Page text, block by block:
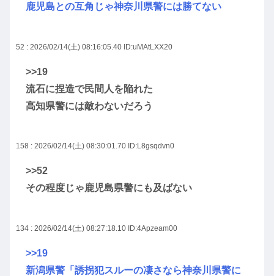
鹿児島との互角じゃ神奈川県警には勝てない
52 : 2026/02/14(土) 08:16:05.40 ID:uMAtLXX20
>>19
流石に捏造で民間人を陥れた
高知県警には敵わないだろう
158 : 2026/02/14(土) 08:30:01.70 ID:L8gsqdvn0
>>52
その程度じゃ鹿児島県警にも及ばない
134 : 2026/02/14(土) 08:27:18.10 ID:4Apzeam00
>>19
新潟県警「誘拐犯スルーの凄さなら神奈川県警に